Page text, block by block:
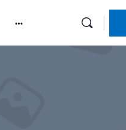
options